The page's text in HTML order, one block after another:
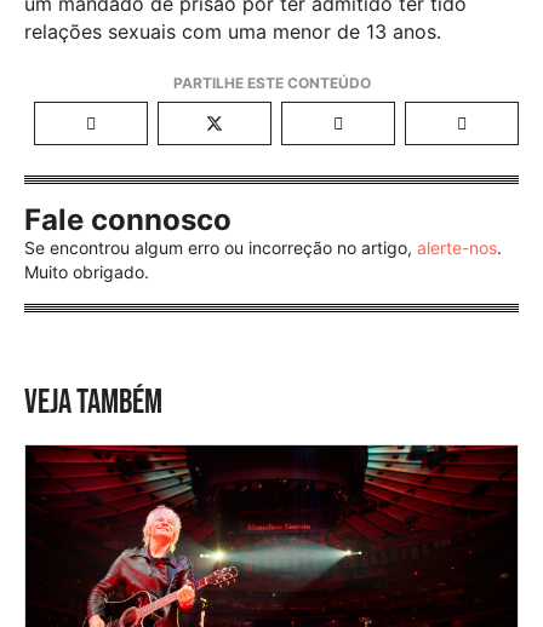
relações sexuais com uma menor de 13 anos.
Fale connosco
Se encontrou algum erro ou incorreção no artigo, alerte-nos.
Muito obrigado.
VEJA TAMBÉM